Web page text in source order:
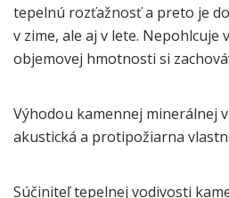
tepelnú rozťažnosť a preto je
v zime, ale aj v lete. Nepohlcuje
objemovej hmotnosti si
Výhodou kamennej minerálnej
akustická a protipožiarna
Súčiniteľ tepelnej vodivosti